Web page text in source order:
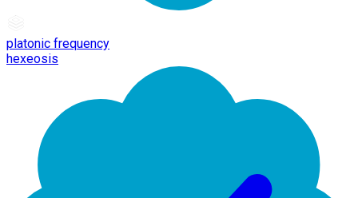
platonic frequency
hexeosis